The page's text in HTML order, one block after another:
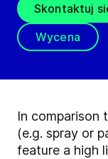
Skontaktuj
Wycena
In comparison
(e.g. spray or
feature a high